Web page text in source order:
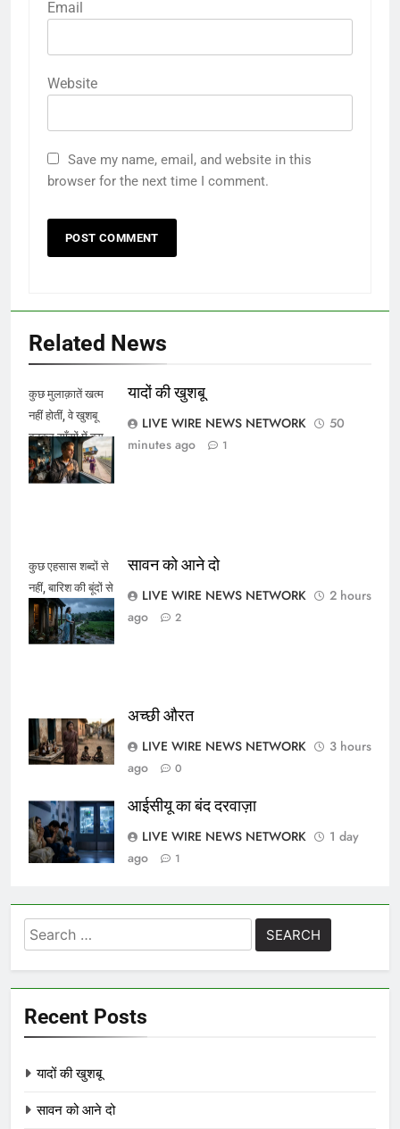
Email
Website
Save my name, email, and website in this
browser for the next time I comment.
Related News
कुछ मुलाक़ातें खत्म
नहीं होतीं, वे खुशबू
बनकर साँसों में बस
जाती हैं।
यादों की खुशबू
LIVE WIRE NEWS NETWORK
50
minutes ago
1
कुछ एहसास शब्दों से
नहीं, बारिश की बूंदों से
कहे जाते हैं।
सावन को आने दो
LIVE WIRE NEWS NETWORK
2 hours
ago
2
अच्छी औरत
LIVE WIRE NEWS NETWORK
3 hours
ago
0
आईसीयू का बंद दरवाज़ा
LIVE WIRE NEWS NETWORK
1 day
ago
1
Search
for:
Recent Posts
यादों की खुशबू
सावन को आने दो